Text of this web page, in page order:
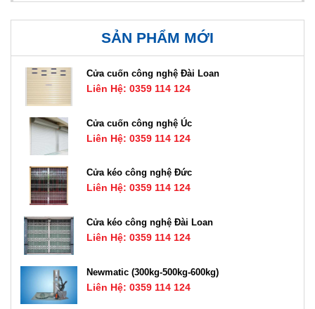
SẢN PHẨM MỚI
Cửa cuốn công nghệ Đài Loan
Liên Hệ: 0359 114 124
Cửa cuốn công nghệ Úc
Liên Hệ: 0359 114 124
Cửa kéo công nghệ Đức
Liên Hệ: 0359 114 124
Cửa kéo công nghệ Đài Loan
Liên Hệ: 0359 114 124
Newmatic (300kg-500kg-600kg)
Liên Hệ: 0359 114 124